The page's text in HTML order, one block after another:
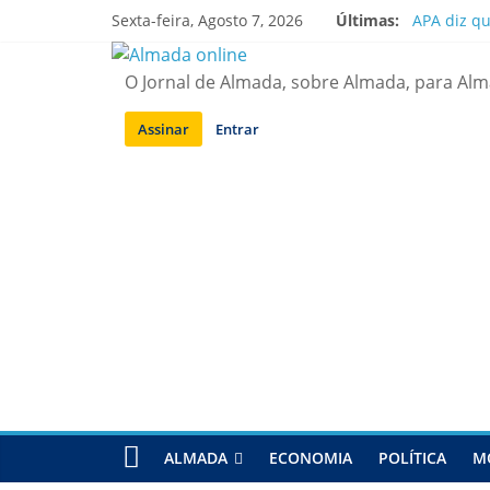
Sexta-feira, Agosto 7, 2026 Últimas:
APA diz
Ponte
Situação
O Jornal de Almada, sobre Almada, para
Assinar Entrar
ALMADA ECONOMIA POLÍTICA